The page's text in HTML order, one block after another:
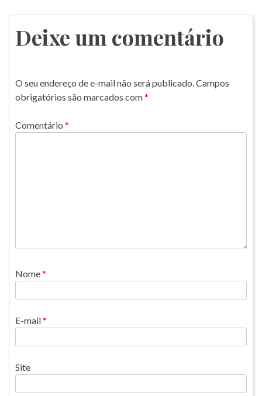
de
Post
Deixe um comentário
O seu endereço de e-mail não será publicado.Campos
obrigatórios são marcados com*
Comentário *
Nome*
E-mail*
Site